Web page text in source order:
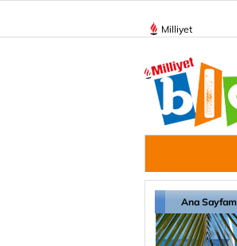
Milliyet
Ana Sayfam